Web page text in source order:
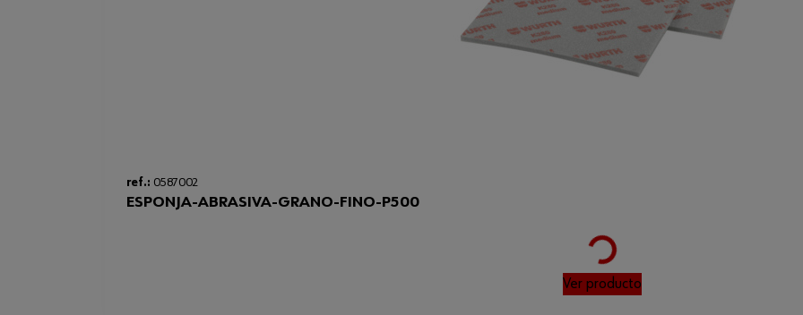
ref.: 0587002
ESPONJA-ABRASIVA-GRANO-FINO-P500
Ver producto